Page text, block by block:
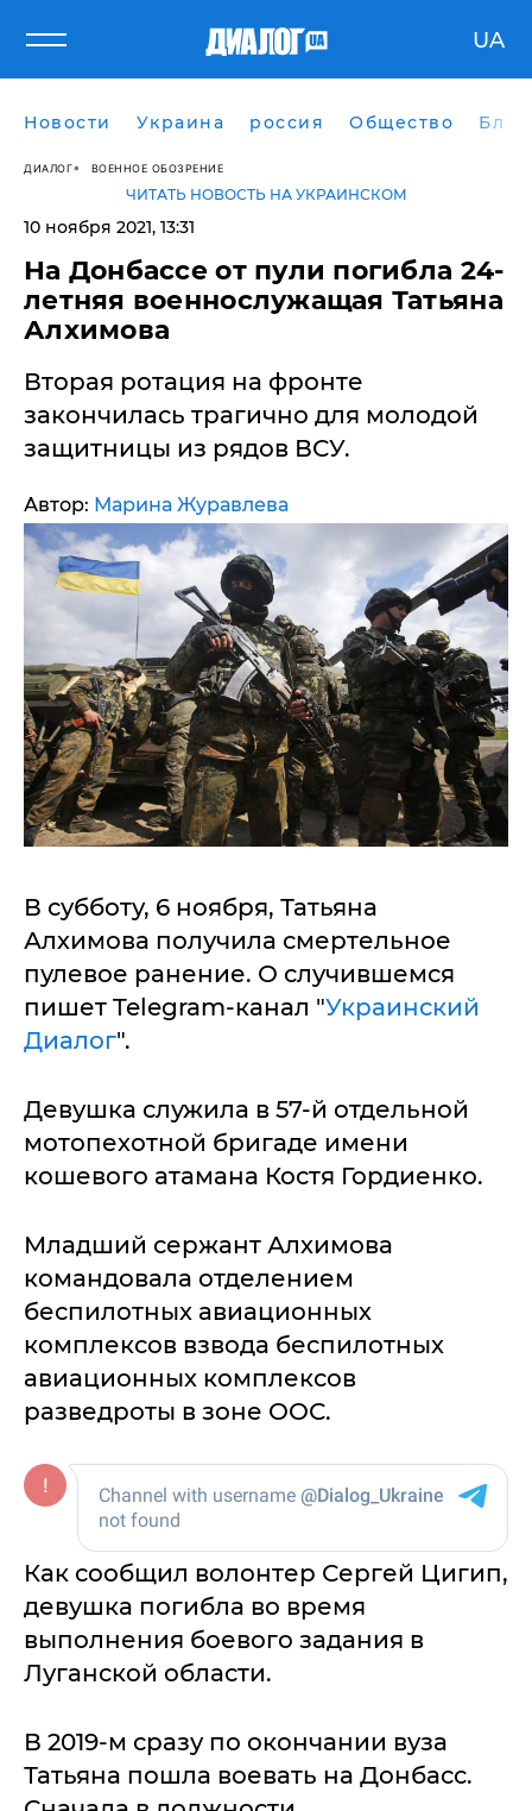
UA
Новости Украина россия Общество
ДИАЛОГ ВОЕННОЕ ОБОЗРЕНИЕ
ЧИТАТЬ НОВОСТЬ НА УКРАИНСКОМ
10 ноября 2021, 13:31
На Донбассе от пули погибла 24-
летняя военнослужащая Татьяна
Алхимова
Вторая ротация на фронте
закончилась трагично для молодой
защитницы из рядов ВСУ.
Автор: Марина Журавлева
В субботу, 6 ноября, Татьяна
Алхимова получила смертельное
пулевое ранение. О случившемся
пишет Telegram-канал "Украинский
Диалог".
Девушка служила в 57-й отдельной
мотопехотной бригаде имени
кошевого атамана Костя Гордиенко.
Младший сержант Алхимова
командовала отделением
беспилотных авиационных
комплексов взвода беспилотных
авиационных комплексов
разведроты в зоне ООС.
Как сообщил волонтер Сергей Цигип,
девушка погибла во время
выполнения боевого задания в
Луганской области.
В 2019-м сразу по окончании вуза
Татьяна пошла воевать на Донбасс.